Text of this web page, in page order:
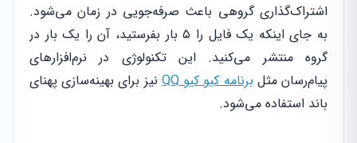
اشتراک‌گذاری گروهی باعث صرفه‌جویی در زمان می‌شود.
به جای اینکه یک فایل را ۵ بار بفرستید، آن را یک بار در
گروه منتشر می‌کنید. این تکنولوژی در نرم‌افزارهای
پیام‌رسان مثلبرنامه کیو کیو QQ
نیز برای بهینه‌سازی پهنای
باند استفاده می‌شود.